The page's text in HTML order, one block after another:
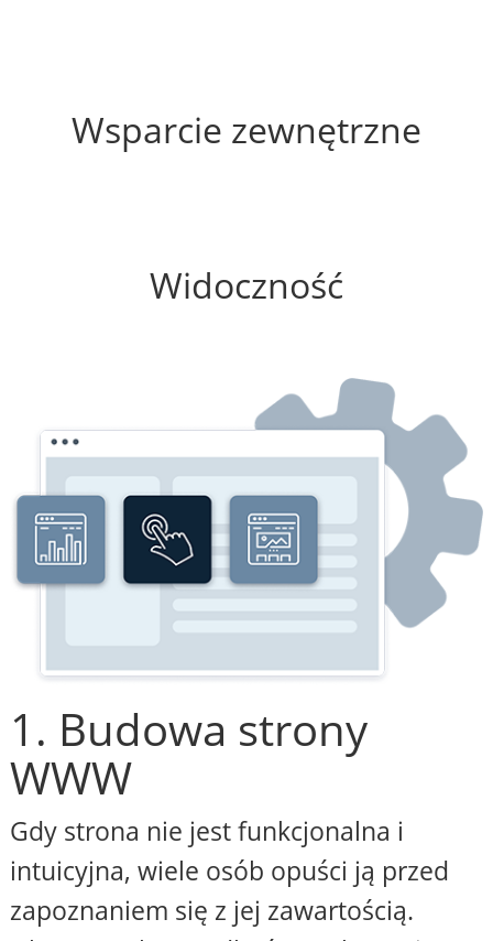
Wsparcie zewnętrzne
Widoczność
1. Budowa strony
WWW
Gdy strona nie jest funkcjonalna i
intuicyjna, wiele osób opuści ją przed
zapoznaniem się z jej zawartością.